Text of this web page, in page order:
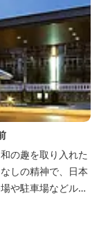
の趣を取り入れた
しの精神で、日本
や駐車場などルー
穏やかな和のニュ
幅広くお役立てい